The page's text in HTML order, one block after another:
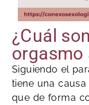
¿Cuál
orgasmo
Siguiendo el
tiene una
que de forma